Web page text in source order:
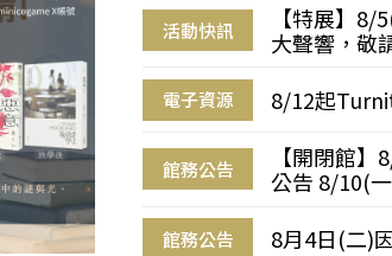
活動快訊
【特展】
大聲響，敬
電子資源 8/12起
館務公告
【開閉館
公告 8/10(
館務公告 8月4日(二)